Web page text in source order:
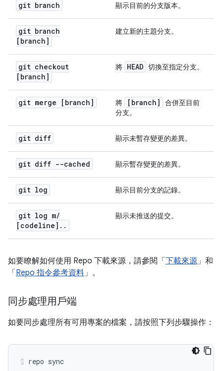
git branch 顯示目前的分支版本。
git branch
[branch]
建立新的主題分支。
git checkout
[branch]
將 HEAD 切換至指定分支。
git merge [branch] 將 [branch]
合併至目前
分支。
git diff 顯示未暫存變更的差異。
git diff --cached 顯示暫存變更的差異。
git log 顯示目前分支的記錄。
git log m/
[codeline] . .
顯示未推送的提交。
如要瞭解如何使用 Repo 下載來源，請參閱「 下載來源」和
「 Repo 指令參考資料」。
同步處理用戶端
如要同步處理所有可用專案的檔案，請按照下列步驟操作：
repo sync